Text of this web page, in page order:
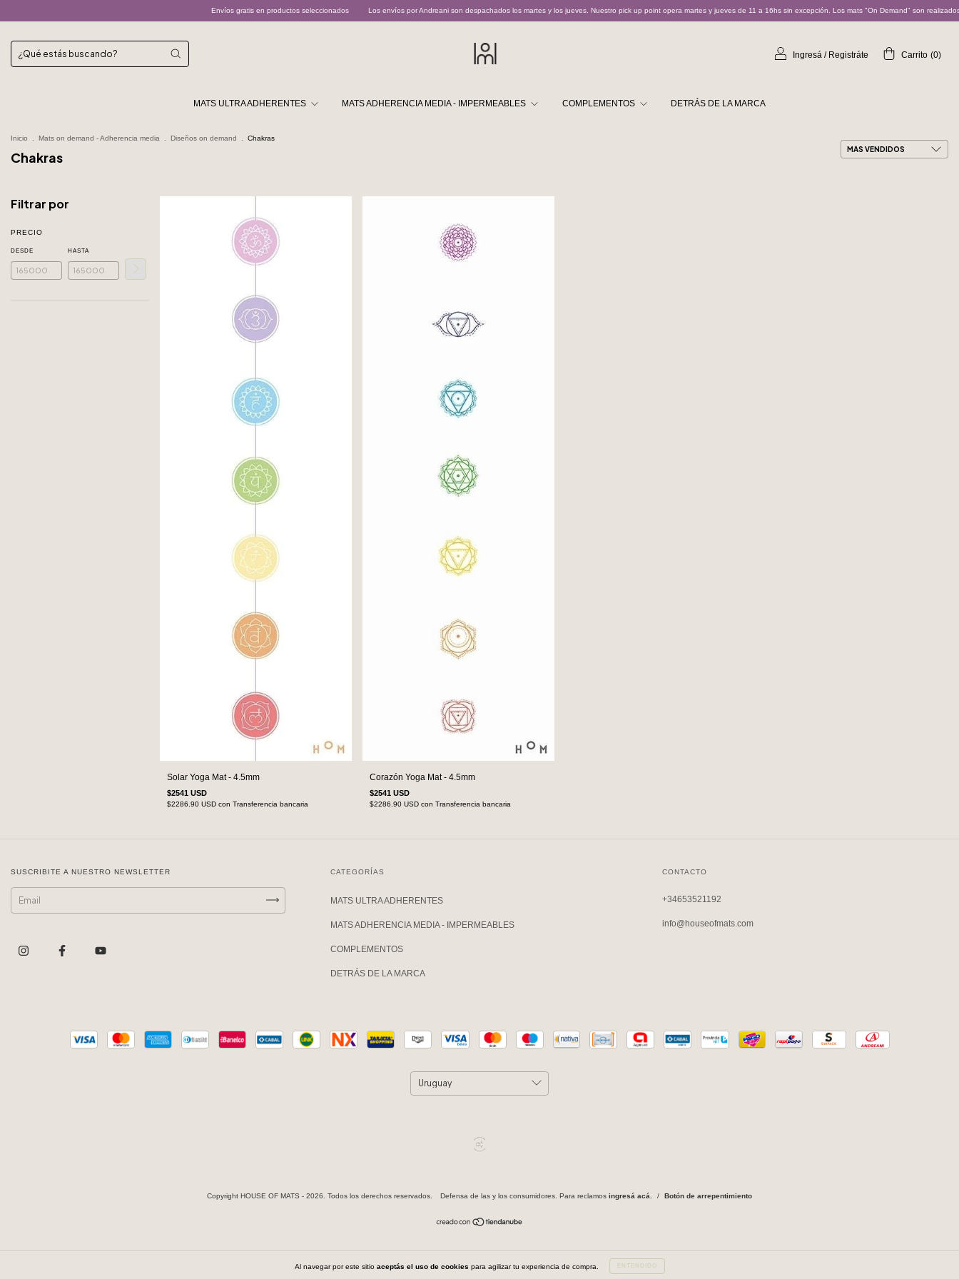
Envíos gratis en productos seleccionados Los envíos por Andreani son despachados los martes y los jueves. Nuestro pick up point opera martes y jueves de 11 a 16hs sin excepción. Los mats "On Demand" son realizados bajo
Ingresá / Registráte Carrito (0)
MATS ULTRA ADHERENTES MATS ADHERENCIA MEDIA - IMPERMEABLES COMPLEMENTOS DETRÁS DE LA MARCA
Al navegar por este sitio aceptás el uso de cookies para agilizar tu experiencia de compra. ENTENDIDO
Inicio Mats on demand - Adherencia media Diseños on demand Chakras
Chakras
Filtrar por
PRECIO
DESDE HASTA
Solar Yoga Mat - 4.5mm
$2541 USD
$2286.90 USD con Transferencia bancaria
Corazón Yoga Mat - 4.5mm
$2541 USD
$2286.90 USD con Transferencia bancaria
SUSCRIBITE A NUESTRO NEWSLETTER CATEGORÍAS
MATS ULTRA ADHERENTES
MATS ADHERENCIA MEDIA - IMPERMEABLES
COMPLEMENTOS
DETRÁS DE LA MARCA
CONTACTO
+34653521192
info@houseofmats.com
Copyright HOUSE OF MATS - 2026. Todos los derechos reservados. Defensa de las y los consumidores. Para reclamos ingresá acá. / Botón de arrepentimiento